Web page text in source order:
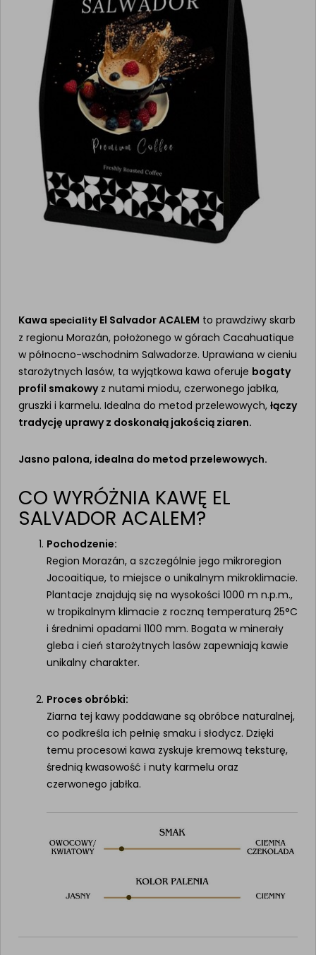
Kawa speciality El Salvador ACALEM to prawdziwy skarb
z regionu Morazán, położonego w górach Cacahuatique
w północno-wschodnim Salwadorze. Uprawiana w cieniu
starożytnych lasów, ta wyjątkowa kawa oferuje bogaty
profil smakowyz nutami miodu, czerwonego jabłka,
gruszki i karmelu. Idealna do metod przelewowych, łączy
tradycję uprawy z doskonałą jakością ziaren.
Jasno palona, idealna do metod przelewowych.
CO WYRÓŻNIA KAWĘ EL
SALVADOR ACALEM?
Pochodzenie:
Region Morazán, a szczególnie jego mikroregion
Jocoaitique, to miejsce o unikalnym mikroklimacie.
Plantacje znajdują się na wysokości 1000 m n.p.m.,
w tropikalnym klimacie z roczną temperaturą 25°C
i średnimi opadami 1100 mm. Bogata w minerały
gleba i cień starożytnych lasów zapewniają kawie
unikalny charakter.
Proces obróbki:
Ziarna tej kawy poddawane są obróbce naturalnej,
co podkreśla ich pełnię smaku i słodycz. Dzięki
temu procesowi kawa zyskuje kremową teksturę,
średnią kwasowość i nuty karmelu oraz
czerwonego jabłka.